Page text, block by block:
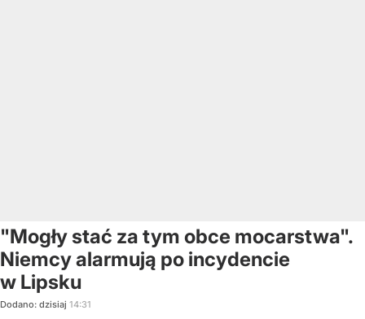
"Mogły stać za tym obce mocarstwa".
Niemcy alarmują po incydencie
w Lipsku
Dodano: dzisiaj 14:31